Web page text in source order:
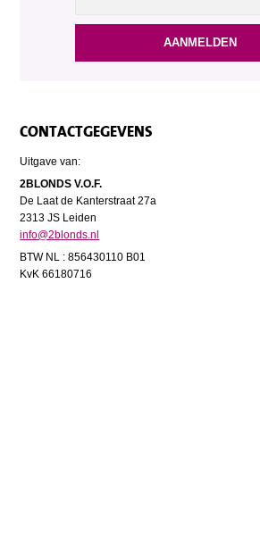
CONTACTGEGEVENS
Uitgave van:
2BLONDS V.O.F.
De Laat de Kanterstraat 27a
2313 JS Leiden
info@2blonds.nl
BTW NL : 856430110 B01
KvK 66180716